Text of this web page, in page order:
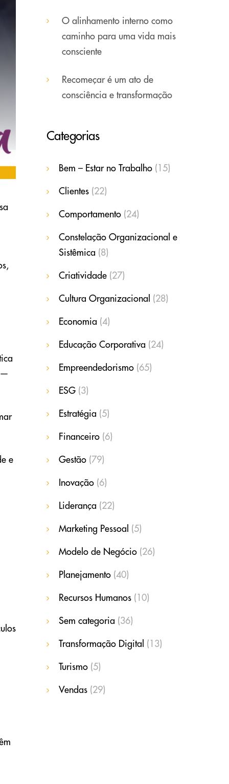
—
e
O alinhamento interno como
caminho para uma vida mais
consciente
Recomeçar é um ato de
consciência e transformação
Categorias
Bem – Estar no Trabalho (15)
Clientes (22)
Comportamento (24)
Constelação Organizacional e
Sistêmica (8)
Criatividade (27)
Cultura Organizacional (28)
Economia (4)
Educação Corporativa (24)
Empreendedorismo (65)
ESG (3)
Estratégia (5)
Financeiro (6)
Gestão (79)
Inovação (6)
Liderança (22)
Marketing Pessoal (5)
Modelo de Negócio (26)
Planejamento (40)
Recursos Humanos (10)
Sem categoria (36)
Transformação Digital (13)
Turismo (5)
Vendas (29)